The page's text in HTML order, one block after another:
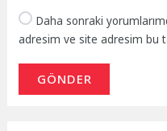
Daha sonraki
adresim ve site adresim bu
GÖNDER